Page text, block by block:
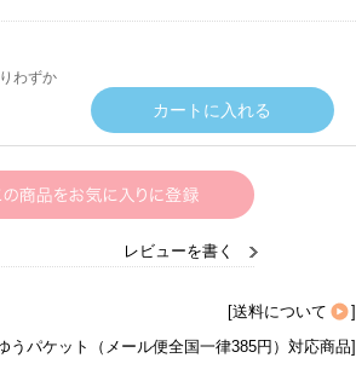
わずか
レビューを書く
[送料について
]
うパケット（メール便全国一律385円）対応商品]